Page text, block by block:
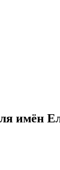
имён